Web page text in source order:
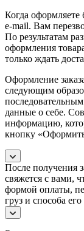
Когда
e-mail. Вам
По результатам
оформления
только ждать
Оформление
следующим
данные о себе.
информацию,
кнопку «Оформить
После получения
свяжется с вами,
формой оплаты,
груз и способа